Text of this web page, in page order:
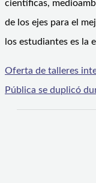
científicas,
de los ejes para el
los estudiantes es la
Oferta de talleres
Pública se duplicó